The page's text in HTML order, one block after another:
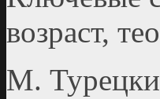
возраст,
М.